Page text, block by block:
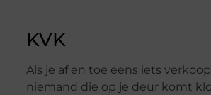
KVK
Als je af en toe eens iets
niemand die op je deur komt